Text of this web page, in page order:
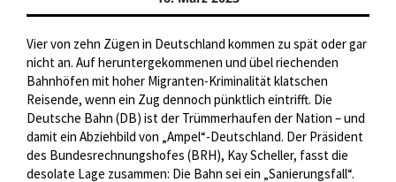
Vier von zehn Zügen in Deutschland kommen zu spät oder gar
nicht an. Auf heruntergekommenen und übel riechenden
Bahnhöfen mit hoher Migranten-Kriminalität klatschen
Reisende, wenn ein Zug dennoch pünktlich eintrifft. Die
Deutsche Bahn (DB) ist der Trümmerhaufen der Nation – und
damit ein Abziehbild von „Ampel“-Deutschland. Der Präsident
des Bundesrechnungshofes (BRH), Kay Scheller, fasst die
desolate Lage zusammen: Die Bahn sei ein „Sanierungsfall“.